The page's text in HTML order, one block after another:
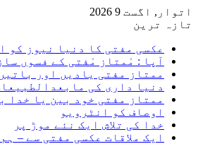
اتوار, اگست 9 2026
تازہ ترین
عکسی مفتی کا دنیا نیوز کو
آپا : مْمتاز مْفتی کے فسوں
ممتاز مفتی یادیں اور باتیں
دنیا داری کی
ممتاز مفتی خود بین یا خدا
اوصاف کو انٹرویو
خدا کی تلاش ایک نئے موڑ پر
ایک ملاقات عکسی مفتی سے –